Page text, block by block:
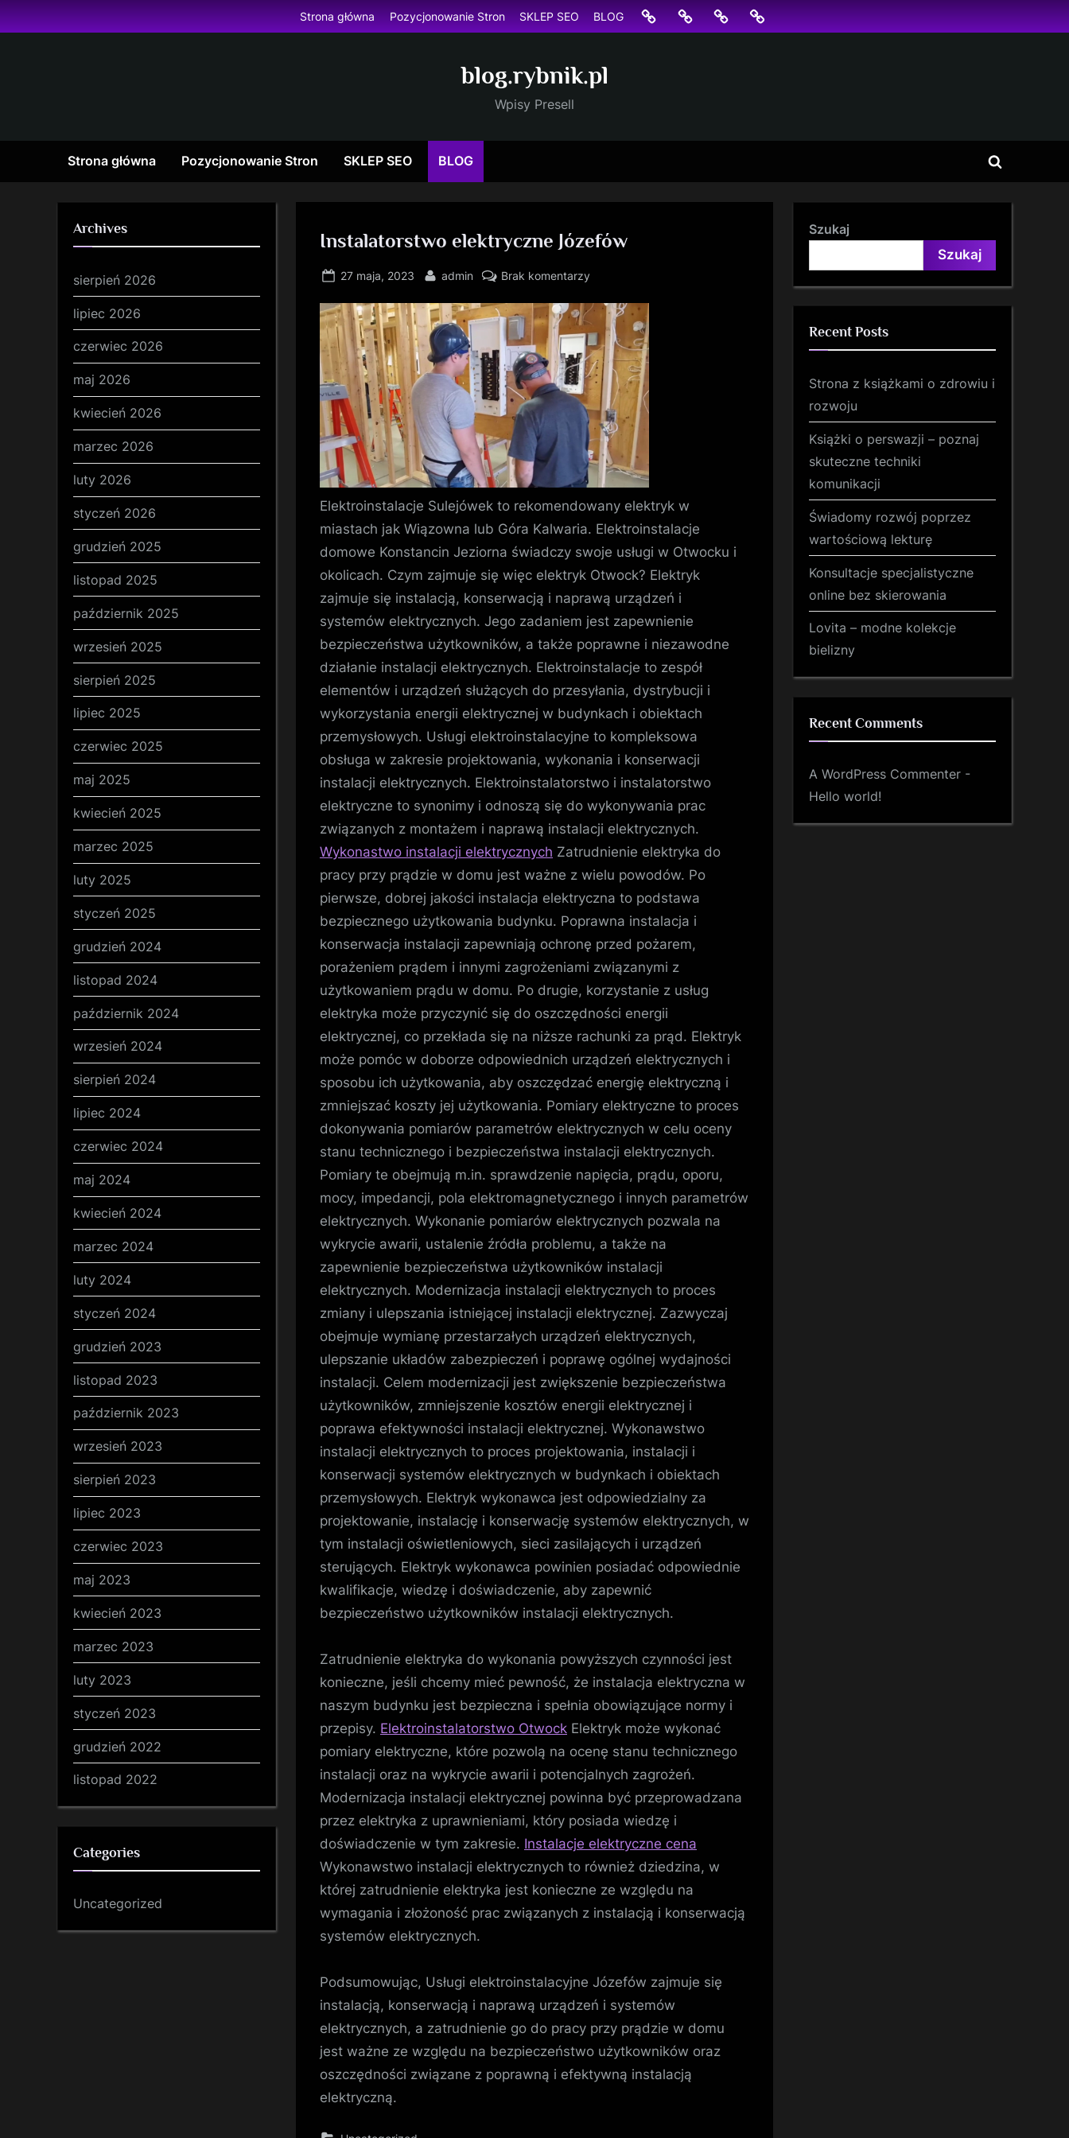
Skip
to
Strona główna Pozycjonowanie Stron SKLEP SEO BLOG
Strona
główna
Pozycjonowanie
Stron
SKLEP
SEO
BLOG
blog.rybnik.pl
Wpisy Presell
Strona główna Pozycjonowanie Stron SKLEP SEO BLOG
Toggle
Instalatorstwo elektryczne Józefów
Posted
27 maja, 2023 By
admin Brak komentarzy
elektryczne
Józefów
Elektroinstalacje Sulejówek to rekomendowany elektryk w
miastach jak Wiązowna lub Góra Kalwaria. Elektroinstalacje
domowe Konstancin Jeziorna świadczy swoje usługi w Otwocku i
okolicach. Czym zajmuje się więc elektryk Otwock? Elektryk
zajmuje się instalacją, konserwacją i naprawą urządzeń i
systemów elektrycznych. Jego zadaniem jest zapewnienie
bezpieczeństwa użytkowników, a także poprawne i niezawodne
działanie instalacji elektrycznych. Elektroinstalacje to zespół
elementów i urządzeń służących do przesyłania, dystrybucji i
wykorzystania energii elektrycznej w budynkach i obiektach
przemysłowych. Usługi elektroinstalacyjne to kompleksowa
obsługa w zakresie projektowania, wykonania i konserwacji
instalacji elektrycznych. Elektroinstalatorstwo i instalatorstwo
elektryczne to synonimy i odnoszą się do wykonywania prac
związanych z montażem i naprawą instalacji elektrycznych.
Wykonastwo instalacji elektrycznych Zatrudnienie elektryka do
pracy przy prądzie w domu jest ważne z wielu powodów. Po
pierwsze, dobrej jakości instalacja elektryczna to podstawa
bezpiecznego użytkowania budynku. Poprawna instalacja i
konserwacja instalacji zapewniają ochronę przed pożarem,
porażeniem prądem i innymi zagrożeniami związanymi z
użytkowaniem prądu w domu. Po drugie, korzystanie z usług
elektryka może przyczynić się do oszczędności energii
elektrycznej, co przekłada się na niższe rachunki za prąd. Elektryk
może pomóc w doborze odpowiednich urządzeń elektrycznych i
sposobu ich użytkowania, aby oszczędzać energię elektryczną i
zmniejszać koszty jej użytkowania. Pomiary elektryczne to proces
dokonywania pomiarów parametrów elektrycznych w celu oceny
stanu technicznego i bezpieczeństwa instalacji elektrycznych.
Pomiary te obejmują m.in. sprawdzenie napięcia, prądu, oporu,
mocy, impedancji, pola elektromagnetycznego i innych parametrów
elektrycznych. Wykonanie pomiarów elektrycznych pozwala na
wykrycie awarii, ustalenie źródła problemu, a także na
zapewnienie bezpieczeństwa użytkowników instalacji
elektrycznych. Modernizacja instalacji elektrycznych to proces
zmiany i ulepszania istniejącej instalacji elektrycznej. Zazwyczaj
obejmuje wymianę przestarzałych urządzeń elektrycznych,
ulepszanie układów zabezpieczeń i poprawę ogólnej wydajności
instalacji. Celem modernizacji jest zwiększenie bezpieczeństwa
użytkowników, zmniejszenie kosztów energii elektrycznej i
poprawa efektywności instalacji elektrycznej. Wykonawstwo
instalacji elektrycznych to proces projektowania, instalacji i
konserwacji systemów elektrycznych w budynkach i obiektach
przemysłowych. Elektryk wykonawca jest odpowiedzialny za
projektowanie, instalację i konserwację systemów elektrycznych, w
tym instalacji oświetleniowych, sieci zasilających i urządzeń
sterujących. Elektryk wykonawca powinien posiadać odpowiednie
kwalifikacje, wiedzę i doświadczenie, aby zapewnić
bezpieczeństwo użytkowników instalacji elektrycznych.
Zatrudnienie elektryka do wykonania powyższych czynności jest
konieczne, jeśli chcemy mieć pewność, że instalacja elektryczna w
naszym budynku jest bezpieczna i spełnia obowiązujące normy i
przepisy. Elektroinstalatorstwo Otwock Elektryk może wykonać
pomiary elektryczne, które pozwolą na ocenę stanu technicznego
instalacji oraz na wykrycie awarii i potencjalnych zagrożeń.
Modernizacja instalacji elektrycznej powinna być przeprowadzana
przez elektryka z uprawnieniami, który posiada wiedzę i
doświadczenie w tym zakresie. Instalacje elektryczne cena
Wykonawstwo instalacji elektrycznych to również dziedzina, w
której zatrudnienie elektryka jest konieczne ze względu na
wymagania i złożoność prac związanych z instalacją i konserwacją
systemów elektrycznych.
Podsumowując, Usługi elektroinstalacyjne Józefów zajmuje się
instalacją, konserwacją i naprawą urządzeń i systemów
elektrycznych, a zatrudnienie go do pracy przy prądzie w domu
jest ważne ze względu na bezpieczeństwo użytkowników oraz
oszczędności związane z poprawną i efektywną instalacją
elektryczną.
Archives
sierpień 2026
lipiec 2026
czerwiec 2026
maj 2026
kwiecień 2026
marzec 2026
luty 2026
styczeń 2026
grudzień 2025
listopad 2025
październik 2025
wrzesień 2025
sierpień 2025
lipiec 2025
czerwiec 2025
maj 2025
kwiecień 2025
marzec 2025
luty 2025
styczeń 2025
grudzień 2024
listopad 2024
październik 2024
wrzesień 2024
sierpień 2024
lipiec 2024
czerwiec 2024
maj 2024
kwiecień 2024
marzec 2024
luty 2024
styczeń 2024
grudzień 2023
listopad 2023
październik 2023
wrzesień 2023
sierpień 2023
lipiec 2023
czerwiec 2023
maj 2023
kwiecień 2023
marzec 2023
luty 2023
styczeń 2023
grudzień 2022
listopad 2022
Categories
Uncategorized
Szukaj
Szukaj
Recent Posts
Strona z książkami o zdrowiu i
rozwoju
Książki o perswazji – poznaj
skuteczne techniki
komunikacji
Świadomy rozwój poprzez
wartościową lekturę
Konsultacje specjalistyczne
online bez skierowania
Lovita – modne kolekcje
bielizny
Recent Comments
A WordPress Commenter -
Hello world!